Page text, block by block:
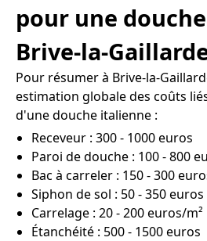
pour une
Brive-la-
Pour résumer à Brive-la-
estimation globale des coûts
d'une douche italienne :
Receveur : 300 - 1000 euros
Paroi de douche : 100 - 800
Bac à carreler : 150 - 300
Siphon de sol : 50 - 350 euros
Carrelage : 20 - 200 euros/m²
Étanchéité : 500 - 1500 euros